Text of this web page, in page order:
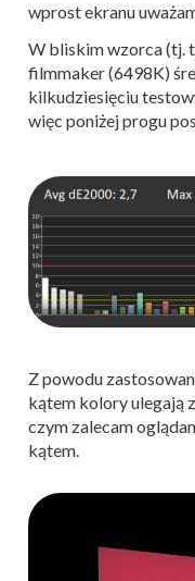
wprost ekranu
W bliskim wzorca (tj.
filmmaker (6498K)
kilkudziesięciu
więc poniżej progu
Z powodu
kątem kolory ulegają
czym zalecam
kątem.